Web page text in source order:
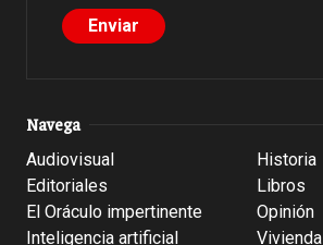
Navega
Audiovisual
Editoriales
El Oráculo impertinente
Inteligencia artificial
Historia
Libros
Opinión
Vivienda